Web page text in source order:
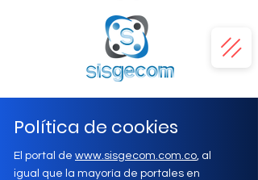
Política de cookies
El portal de www.sisgecom.com.co, al
igual que la mayoría de portales en